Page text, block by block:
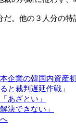
。他の３人分の
企業の韓国内資産
と裁判遅延作戦」
あざとい」
決できない」